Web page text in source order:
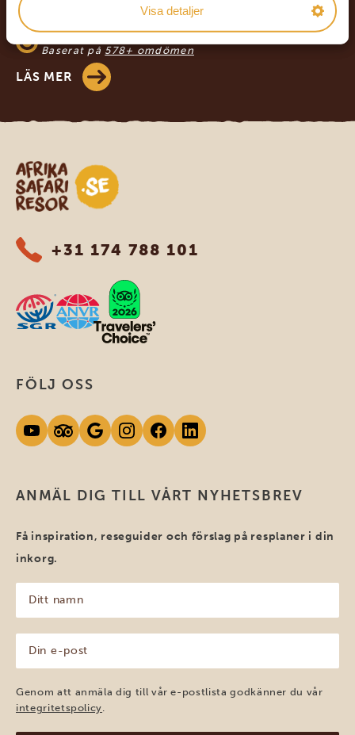
Visa detaljer
933+ omdömen
4.8/5
Baserat på 578+ omdömen
LÄS MER
Safari-resor i Afrika
+31 174 788 101
ANMÄL DIG TILL VÅRT NYHETSBREV
Få inspiration, reseguider och förslag på resplaner i din
inkorg.
namn
(Obligatoriskt)
post
(Obligatoriskt)
Genom att anmäla dig till vår e-postlista godkänner du vår
integritetspolicy.
FÖLJ OSS